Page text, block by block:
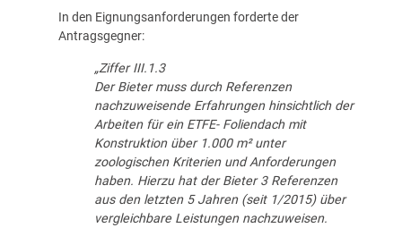
In den Eignungsanforderungen forderte der
Antragsgegner:
„Ziffer III.1.3
Der Bieter muss durch Referenzen
nachzuweisende Erfahrungen hinsichtlich der
Arbeiten für ein ETFE- Foliendach mit
Konstruktion über 1.000 m² unter
zoologischen Kriterien und Anforderungen
haben. Hierzu hat der Bieter 3 Referenzen
aus den letzten 5 Jahren (seit 1/2015) über
vergleichbare Leistungen nachzuweisen.